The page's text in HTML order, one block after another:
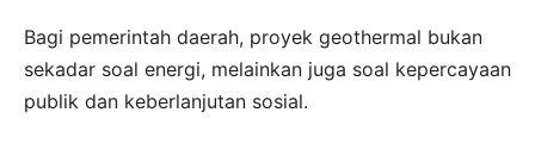
Bagi pemerintah daerah, proyek geothermal bukan
sekadar soal energi, melainkan juga soal kepercayaan
publik dan keberlanjutan sosial.